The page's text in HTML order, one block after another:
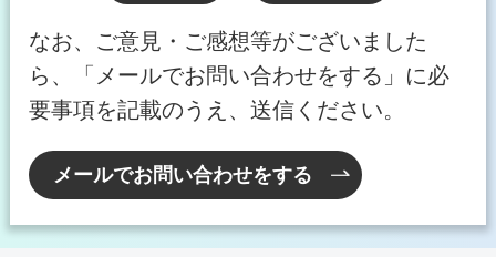
なお、ご意見・ご感想等がございました
ら、「メールでお問い合わせをする」に必
要事項を記載のうえ、送信ください。
メールでお問い合わせをする